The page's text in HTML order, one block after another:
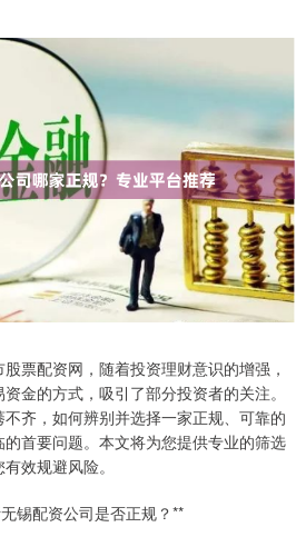
票配资网，随着投资理财意识的增强，
金的方式，吸引了部分投资者的关注。
齐，如何辨别并选择一家正规、可靠的
首要问题。本文将为您提供专业的筛选
效规避风险。
锡配资公司是否正规？**